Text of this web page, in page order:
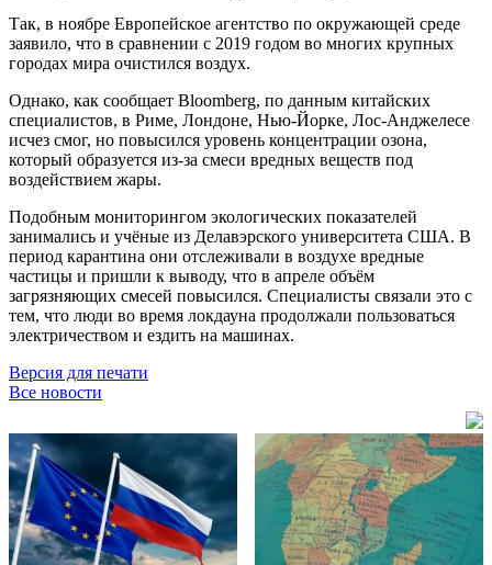
Так, в ноябре Европейское агентство по окружающей среде
заявило, что в сравнении с 2019 годом во многих крупных
городах мира очистился воздух.
Однако, как сообщает Bloomberg, по данным китайских
специалистов, в Риме, Лондоне, Нью-Йорке, Лос-Анджелесе
исчез смог, но повысился уровень концентрации озона,
который образуется из-за смеси вредных веществ под
воздействием жары.
Подобным мониторингом экологических показателей
занимались и учёные из Делавэрского университета США. В
период карантина они отслеживали в воздухе вредные
частицы и пришли к выводу, что в апреле объём
загрязняющих смесей повысился. Специалисты связали это с
тем, что люди во время локдауна продолжали пользоваться
электричеством и ездить на машинах.
Версия для печати
Все новости